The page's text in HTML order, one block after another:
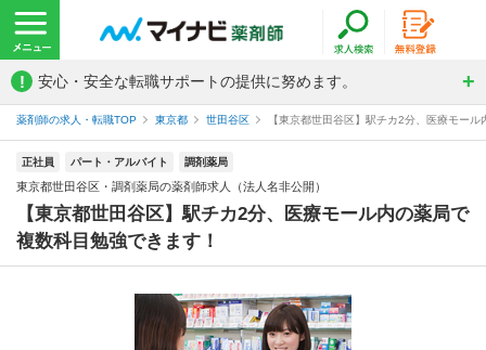
! 安心・安全な転職サポートの提供に努めます。
薬剤師の求人・転職TOP 東京都 世田谷区 【東京都世田谷区】駅チカ2分、医療モー
正社員 パート・アルバイト 調剤薬局
東京都世田谷区・調剤薬局の薬剤師求人（法人名非公開）
【東京都世田谷区】駅チカ2分、医療モール内の薬局で
複数科目勉強できます！